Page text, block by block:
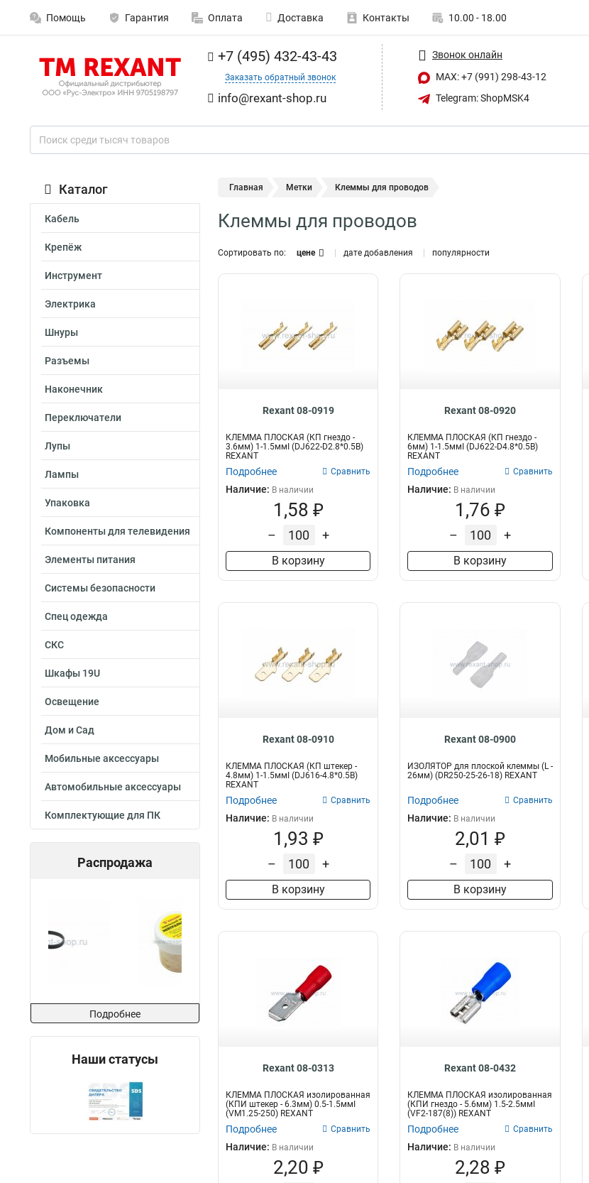
Помощь Гарантия Оплата Доставка Контакты 10.00 - 18.00
+7 (495) 432-43-43
Заказать обратный звонок
info@rexant-shop.ru
Звонок онлайн
MAX: +7 (991) 298-43-12
Telegram: ShopMSK4
Каталог
Кабель
Крепёж
Инструмент
Электрика
Шнуры
Разъемы
Наконечник
Переключатели
Лупы
Лампы
Упаковка
Компоненты для телевидения
Элементы питания
Системы безопасности
Спец одежда
СКС
Шкафы 19U
Освещение
Дом и Сад
Мобильные аксессуары
Автомобильные аксессуары
Комплектующие для ПК
Распродажа
Подробнее
Наши статусы
Главная Метки Клеммы для проводов
Клеммы для проводов
Сортировать по: цене дате добавления популярности
Rexant 08-0919
КЛЕММА ПЛОСКАЯ (КП гнездо -
3.6мм) 1-1.5ммІ (DJ622-D2.8*0.5B)
REXANT
Подробнее Сравнить
Наличие: В наличии
1,58 ₽
– +
В корзину
Rexant 08-0920
КЛЕММА ПЛОСКАЯ (КП гнездо -
6мм) 1-1.5ммІ (DJ622-D4.8*0.5B)
REXANT
Подробнее Сравнить
Наличие: В наличии
1,76 ₽
– +
В корзину
Rexant 08-0910
КЛЕММА ПЛОСКАЯ (КП штекер -
4.8мм) 1-1.5ммІ (DJ616-4.8*0.5B)
REXANT
Подробнее Сравнить
Наличие: В наличии
1,93 ₽
– +
В корзину
Rexant 08-0900
ИЗОЛЯТОР для плоской клеммы (L -
26мм) (DR250-25-26-18) REXANT
Подробнее Сравнить
Наличие: В наличии
2,01 ₽
– +
В корзину
Rexant 08-0313
КЛЕММА ПЛОСКАЯ изолированная
(КПИ штекер - 6.3мм) 0.5-1.5ммІ
(VM1.25-250) REXANT
Подробнее Сравнить
Наличие: В наличии
2,20 ₽
Rexant 08-0432
КЛЕММА ПЛОСКАЯ изолированная
(КПИ гнездо - 5.6мм) 1.5-2.5ммІ
(VF2-187(8)) REXANT
Подробнее Сравнить
Наличие: В наличии
2,28 ₽